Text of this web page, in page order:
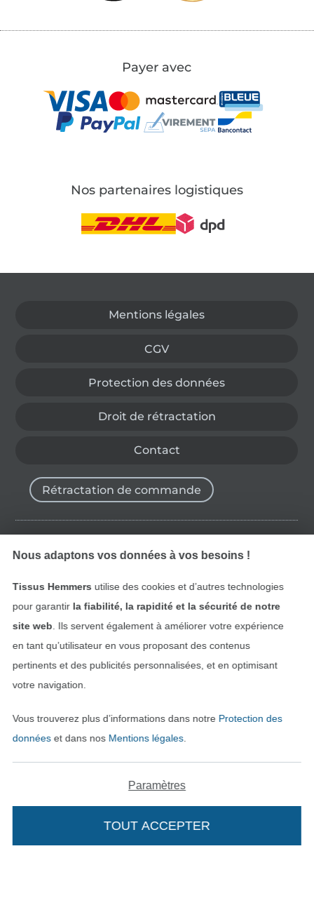
Payer avec
Nos partenaires logistiques
Mentions légales
CGV
Protection des données
Droit de rétractation
Contact
Rétractation de commande
Trouvez plus d’idées
Deutsch
Nederlands
Passer à la boutique
Nous adaptons vos données à vos besoins !
Tissus Hemmers utilise des cookies et d’autres technologies
pour garantir la fiabilité, la rapidité et la sécurité de notre
site web . Ils servent également à améliorer votre expérience
en tant qu’utilisateur en vous proposant des contenus
pertinents et des publicités personnalisées, et en optimisant
votre navigation.
Vous trouverez plus d’informations dans notre Protection des
donnéeset dans nos Mentions légales.
Paramètres
TOUT ACCEPTER